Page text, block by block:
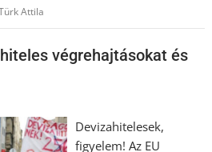
Attila
végrehajtásokat és
Devizahitelesek,
figyelem! Az EU